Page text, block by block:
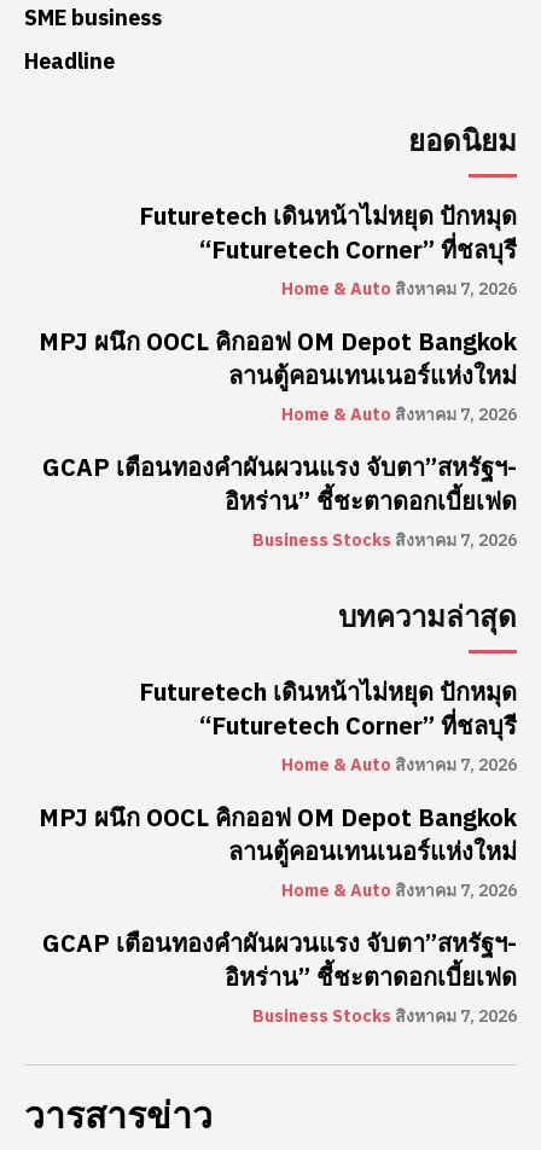
SME business
Headline
ยอดนิยม
Futuretech เดินหน้าไม่หยุด ปักหมุด
“Futuretech Corner” ที่ชลบุรี
Home & Auto สิงหาคม 7, 2026
MPJ ผนึก OOCL คิกออฟ OM Depot Bangkok
ลานตู้คอนเทนเนอร์แห่งใหม่
Home & Auto สิงหาคม 7, 2026
GCAP เตือนทองคำผันผวนแรง จับตา”สหรัฐฯ-
อิหร่าน” ชี้ชะตาดอกเบี้ยเฟด
Business Stocks สิงหาคม 7, 2026
บทความล่าสุด
Futuretech เดินหน้าไม่หยุด ปักหมุด
“Futuretech Corner” ที่ชลบุรี
Home & Auto สิงหาคม 7, 2026
MPJ ผนึก OOCL คิกออฟ OM Depot Bangkok
ลานตู้คอนเทนเนอร์แห่งใหม่
Home & Auto สิงหาคม 7, 2026
GCAP เตือนทองคำผันผวนแรง จับตา”สหรัฐฯ-
อิหร่าน” ชี้ชะตาดอกเบี้ยเฟด
Business Stocks สิงหาคม 7, 2026
วารสารข่าว